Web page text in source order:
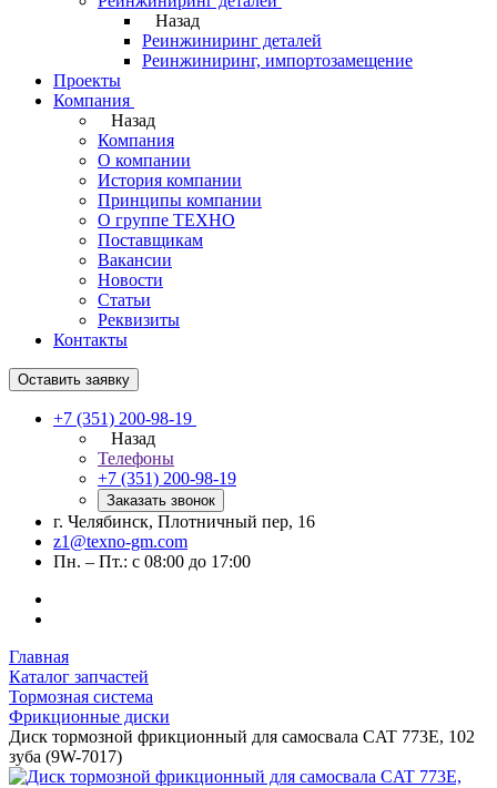
Назад
Реинжиниринг деталей
Реинжиниринг, импортозамещение
Проекты
Компания
Назад
Компания
О компании
История компании
Принципы компании
О группе ТЕХНО
Поставщикам
Вакансии
Новости
Статьи
Реквизиты
Контакты
Оставить заявку
+7 (351) 200-98-19
Назад
Телефоны
+7 (351) 200-98-19
Заказать звонок
г. Челябинск, Плотничный пер, 16
z1@texno-gm.com
Пн. – Пт.: с 08:00 до 17:00
Главная
Каталог запчастей
Тормозная система
Фрикционные диски
Диск тормозной фрикционный для самосвала CAT 773E, 102
зуба (9W-7017)